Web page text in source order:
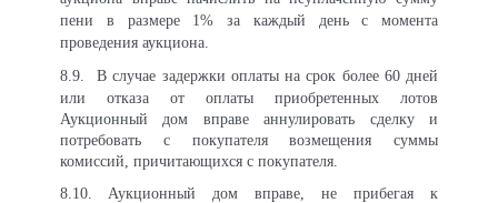
пени в размере 1% за каждый день с момента
проведения аукциона.
8.9.
В случае задержки оплаты на срок более 60 дней
или отказа от оплаты приобретенных лотов
Аукционный дом вправе аннулировать сделку и
потребовать с покупателя возмещения суммы
комиссий, причитающихся с покупателя.
8.10.
Аукционный дом вправе, не прибегая к